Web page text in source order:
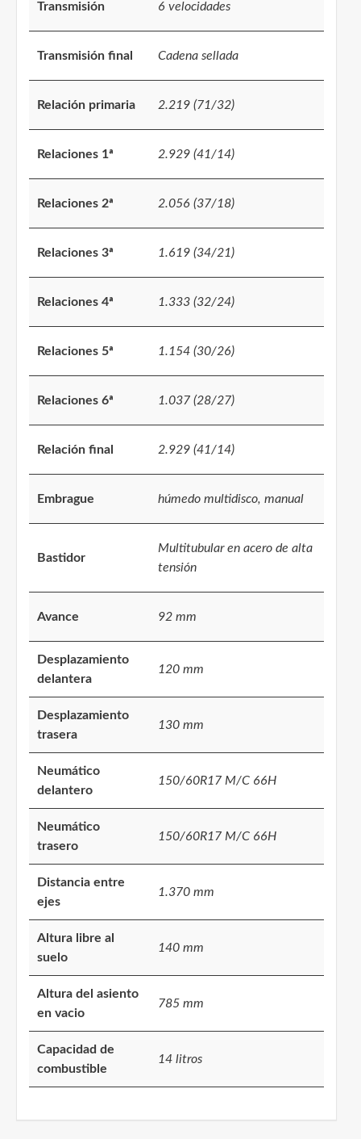
Transmisión 6 velocidades
Transmisión final Cadena sellada
Relación primaria 2.219 (71/32)
Relaciones 1ª 2.929 (41/14)
Relaciones 2ª 2.056 (37/18)
Relaciones 3ª 1.619 (34/21)
Relaciones 4ª 1.333 (32/24)
Relaciones 5ª 1.154 (30/26)
Relaciones 6ª 1.037 (28/27)
Relación final 2.929 (41/14)
Embrague húmedo multidisco, manual
Bastidor
Multitubular en acero de alta
tensión
Avance 92 mm
Desplazamiento
delantera
120 mm
Desplazamiento
trasera
130 mm
Neumático
delantero
150/60R17 M/C 66H
Neumático
trasero
150/60R17 M/C 66H
Distancia entre
ejes
1.370 mm
Altura libre al
suelo
140 mm
Altura del asiento
en vacio
785 mm
Capacidad de
combustible
14 litros